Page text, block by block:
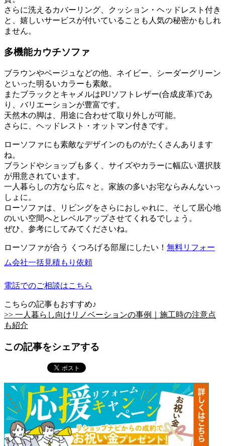
さらに洗えるカバーリング、クッション・ヘッドレスト付き
と、嬉しいサービスが付いていることも人気の秘密かもしれ
ません。
多機能カウチソファ
ブラウンやベージュなどの他、ネイビー、シーダーグリーン
といった明るいカラーも素敵。
またブラックとキャメルはPUソフトレザー(合成皮革)であ
り、バリエーションが豊富です。
天然木の脚は、用途に合わせて取り外しが可能。
さらに、ヘッドレスト・オットマン付きです。
ローソファにも素敵なデザインのものがたくさんあります
ね。
ブランドやショップも多く、サイズやカラーに幅広い選択肢
が用意されています。
一人暮らしの方なら広々と。家族の多いお宅ならみんないっ
しょに。
ローソファは、リビングをさらにおしゃれに、そして居心地
のいい空間へとレベルアップさせてくれるでしょう。
ぜひ、参考にしてみてくださいね。
ローソファが合う くつろげる部屋にしたい！ 無料リフォー
ム会社一括見積もり依頼
電話でのご相談はこちら
こちらの記事もおすすめ♪
>> 一人暮らし向けリノベーションの事例｜施工時の注意点
も紹介
この記事をシェアする